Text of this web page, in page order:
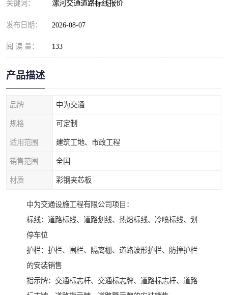
关键词： 漯河交通道路标线报价
发布日期： 2026-08-07
阅 读 量： 133
产品描述
品牌 中为交通
规格 可定制
适用范围 建筑工地、市政工程
销售范围 全国
材质 彩钢夹芯板
中为交通设施工程有限公司项目：
标线：道路标线、道路划线、热熔标线、冷喷标线、划
停车位
护栏：护栏、围栏、隔离栅、道路波形护栏、防撞护栏
的安装销售
指示牌：交通标志杆、交通标志牌、道路标志杆、道路